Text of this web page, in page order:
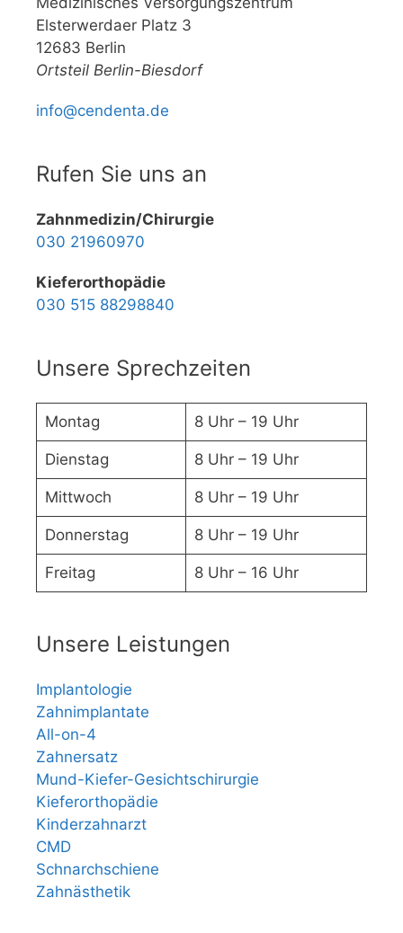
Elsterwerdaer Platz 3
12683 Berlin
Ortsteil Berlin-Biesdorf
info@cendenta.de
Rufen Sie uns an
Zahnmedizin/Chirurgie
030 21960970
Kieferorthopädie
030 515 88298840
Unsere Sprechzeiten
Montag 8 Uhr – 19 Uhr
Dienstag 8 Uhr – 19 Uhr
Mittwoch 8 Uhr – 19 Uhr
Donnerstag 8 Uhr – 19 Uhr
Freitag 8 Uhr – 16 Uhr
Unsere Leistungen
Implantologie
Zahnimplantate
All-on-4
Zahnersatz
Mund-Kiefer-Gesichtschirurgie
Kieferorthopädie
Kinderzahnarzt
CMD
Schnarchschiene
Zahnästhetik